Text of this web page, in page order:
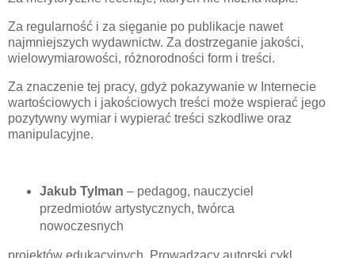
Za regularność i za sięganie po publikacje nawet
najmniejszych wydawnictw. Za dostrzeganie jakości,
wielowymiarowości, różnorodności form i treści.
Za znaczenie tej pracy, gdyż pokazywanie w Internecie
wartościowych i jakościowych treści może wspierać jego
pozytywny wymiar i wypierać treści szkodliwe oraz
manipulacyjne.
Jakub Tylman – pedagog, nauczyciel
przedmiotów artystycznych, twórca
nowoczesnych